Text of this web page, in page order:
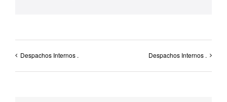
Despachos Internos . Despachos Internos .